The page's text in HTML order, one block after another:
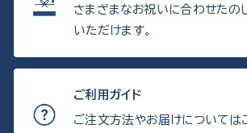
さまざまなお祝いに合わせたの
いただけます。
ご利用ガイド
ご注文方法やお届けについては